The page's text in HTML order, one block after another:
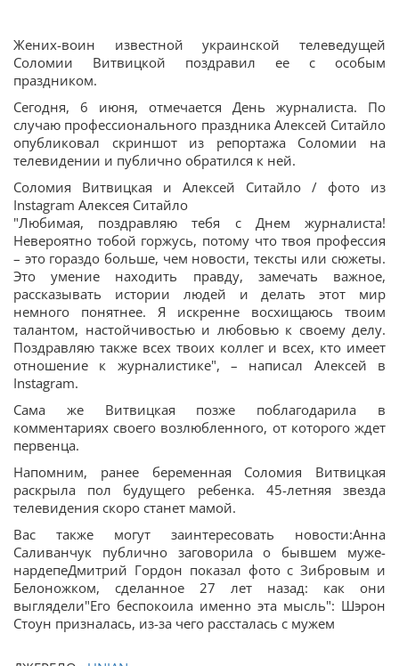
Жених-воин известной украинской телеведущей
Соломии Витвицкой поздравил ее с особым
праздником.
Сегодня, 6 июня, отмечается День журналиста. По
случаю профессионального праздника Алексей Ситайло
опубликовал скриншот из репортажа Соломии на
телевидении и публично обратился к ней.
Соломия Витвицкая и Алексей Ситайло / фото из
Instagram Алексея Ситайло
"Любимая, поздравляю тебя с Днем журналиста!
Невероятно тобой горжусь, потому что твоя профессия
– это гораздо больше, чем новости, тексты или сюжеты.
Это умение находить правду, замечать важное,
рассказывать истории людей и делать этот мир
немного понятнее. Я искренне восхищаюсь твоим
талантом, настойчивостью и любовью к своему делу.
Поздравляю также всех твоих коллег и всех, кто имеет
отношение к журналистике", – написал Алексей в
Instagram.
Сама же Витвицкая позже поблагодарила в
комментариях своего возлюбленного, от которого ждет
первенца.
Напомним, ранее беременная Соломия Витвицкая
раскрыла пол будущего ребенка. 45-летняя звезда
телевидения скоро станет мамой.
Вас также могут заинтересовать новости:Анна
Саливанчук публично заговорила о бывшем муже-
нардепеДмитрий Гордон показал фото с Зибровым и
Белоножком, сделанное 27 лет назад: как они
выглядели"Его беспокоила именно эта мысль": Шэрон
Стоун призналась, из-за чего рассталась с мужем